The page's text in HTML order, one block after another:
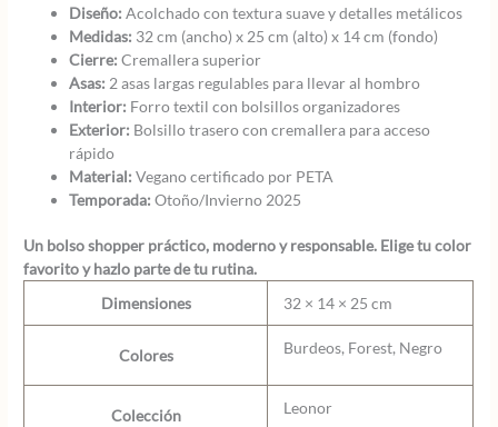
Diseño: Acolchado con textura suave y detalles metálicos
Medidas: 32 cm (ancho) x 25 cm (alto) x 14 cm (fondo)
Cierre: Cremallera superior
Asas: 2 asas largas regulables para llevar al hombro
Interior: Forro textil con bolsillos organizadores
Exterior: Bolsillo trasero con cremallera para acceso
rápido
Material: Vegano certificado por PETA
Temporada: Otoño/Invierno 2025
Un bolso shopper práctico, moderno y responsable. Elige tu color
favorito y hazlo parte de tu rutina.
Dimensiones
32 × 14 × 25 cm
Colores Burdeos, Forest, Negro
Colección Leonor